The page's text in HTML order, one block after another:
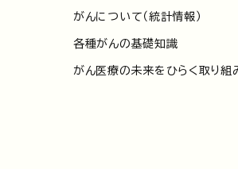
がんについて（統計情報）
各種がんの基礎知識
がん医療の未来をひらく取り組